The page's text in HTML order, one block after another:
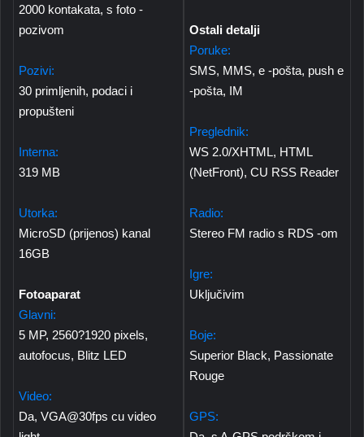
2000 kontakata, s foto -
pozivom
Pozivi:
30 primljenih, podaci i
propušteni
Interna:
319 MB
Utorka:
MicroSD (prijenos) kanal
16GB
Fotoaparat
Glavni:
5 MP, 2560?1920 pixels,
autofocus, Blitz LED
Video:
Da, VGA@30fps cu video
Ostali detalji
Poruke:
SMS, MMS, e -pošta, push e
-pošta, IM
Preglednik:
WS 2.0/XHTML, HTML
(NetFront), CU RSS Reader
Radio:
Stereo FM radio s RDS -om
Igre:
Uključivim
Boje:
Superior Black, Passionate
Rouge
GPS: